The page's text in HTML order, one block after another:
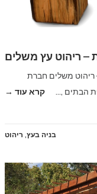
– ריהוט עץ משלים
ריהוט משלים חברת
הבתים ,…
קרא עוד →
בניה בעץ ריהוט